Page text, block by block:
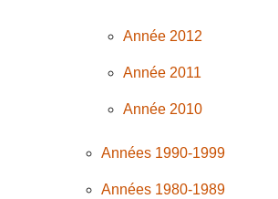
Année 2012
Année 2011
Année 2010
Années 1990-1999
Années 1980-1989